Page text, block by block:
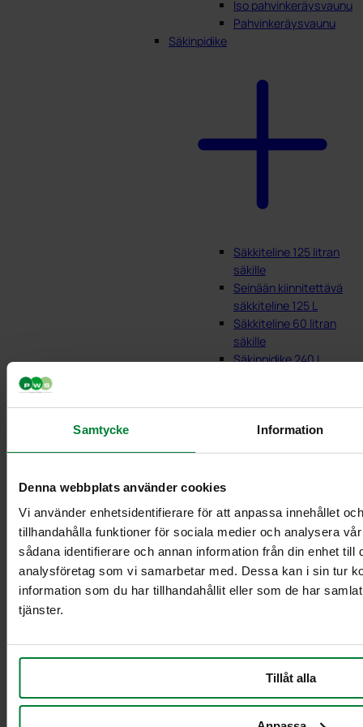
Samtycke Information
Denna webbplats använder cookies
Vi använder enhetsidentifierare för att anpassa innehållet
tillhandahålla funktioner för sociala medier och analysera
sådana identifierare och annan information från din enhet
analysföretag som vi samarbetar med. Dessa kan i sin tur
information som du har tillhandahållit eller som de har
tjänster.
Tillåt alla
Iso pahvinkeräysvaunu
Pahvinkeräysvaunu
Säkinpidike
Säkkiteline 125 litran
säkille
Seinään kiinnitettävä
säkkiteline 125 L
Säkkiteline 60 litran
säkille
Säkinpidike 240 L
säkkitelineeseen
Roskapussin pidike –
Säkinpidike Longopac